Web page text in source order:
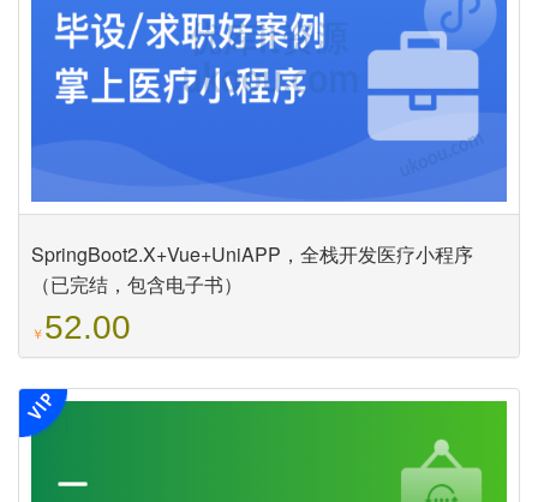
SpringBoot2.X+Vue+UniAPP，全栈开发医疗小程序
（已完结，包含电子书）
￥52.00